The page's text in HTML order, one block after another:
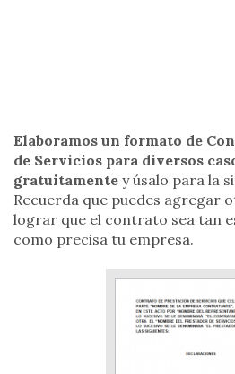
Elaboramos un formato de
de Servicios para diversos
gratuitamente y úsalo para la
Recuerda que puedes agregar
lograr que el contrato sea tan
como precisa tu empresa.